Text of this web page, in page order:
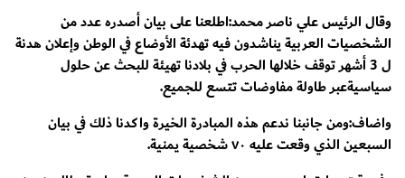
وقال الرئيس علي ناصر محمد:‏اطلعنا على بيان أصدره عدد من
الشخصيات العربية يناشدون فيه تهدئة الأوضاع في الوطن وإعلان هدنة
ل 3 أشهر توقف خلالها الحرب في بلادنا تهيئة للبحث عن حلول
سياسيةعبر طاولة مفاوضات تتسع للجميع.
واضاف:ومن جانبنا ندعم هذه المبادرة الخيرة واكدنا ذلك في بيان
السبعين الذي وقعت عليه ٧٠ شخصية يمنية.